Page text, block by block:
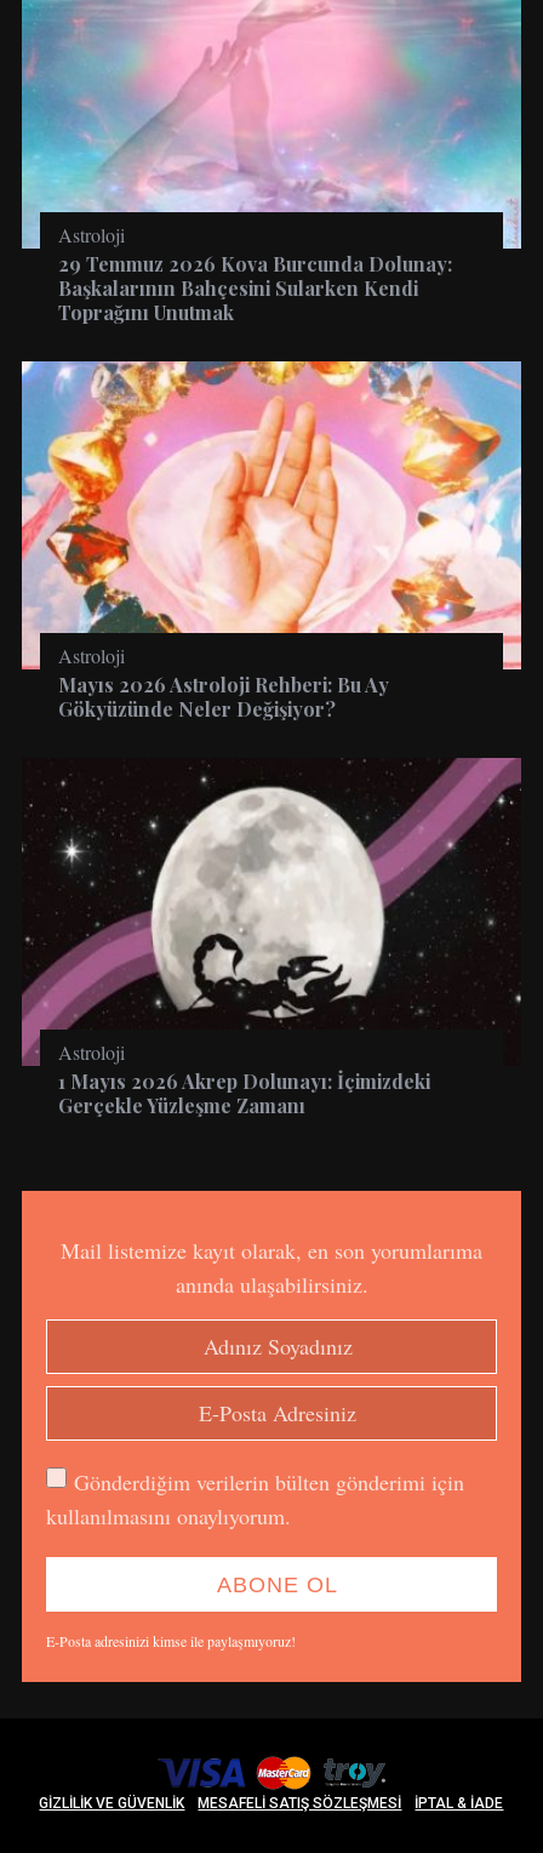
Astroloji
29 Temmuz 2026 Kova Burcunda Dolunay:
Başkalarının Bahçesini Sularken Kendi
Toprağını Unutmak
Astroloji
Mayıs 2026 Astroloji Rehberi: Bu Ay
Gökyüzünde Neler Değişiyor?
Astroloji
1 Mayıs 2026 Akrep Dolunayı: İçimizdeki
Gerçekle Yüzleşme Zamanı
Mail listemize kayıt olarak, en son yorumlarıma
anında ulaşabilirsiniz.
Gönderdiğim verilerin bülten gönderimi için
kullanılmasını onaylıyorum.
E-Posta adresinizi kimse ile paylaşmıyoruz!
GIZLILIK VE GÜVENLIK MESAFELI SATIŞ SÖZLEŞMESI İPTAL & İADE